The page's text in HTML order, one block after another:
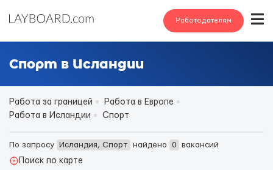
Работодателям
Спорт в Исландии
Работа за границей
Работа в Европе
Работа в Исландии
Спорт
По запросу Исландия, Спорт найдено 0
вакансий
Поиск по карте